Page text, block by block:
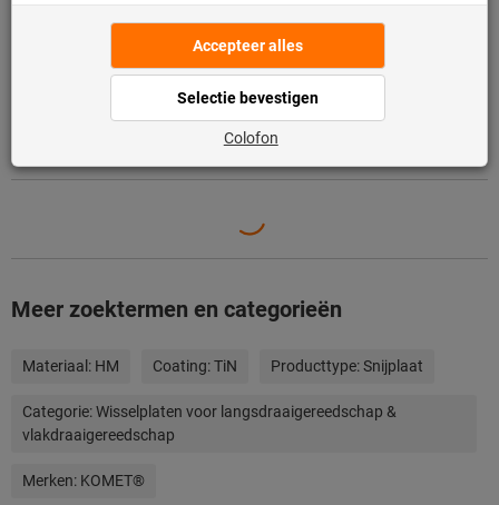
Productdetails
Meer zoektermen en categorieën
Materiaal: HM Coating:TiN Producttype:Snijplaat
Categorie:Wisselplaten voor langsdraaigereedschap &
vlakdraaigereedschap
Merken: KOMET®